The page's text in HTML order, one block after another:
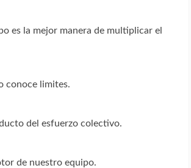
es la mejor manera de multiplicar el
conoce limites.
del esfuerzo colectivo.
de nuestro equipo.